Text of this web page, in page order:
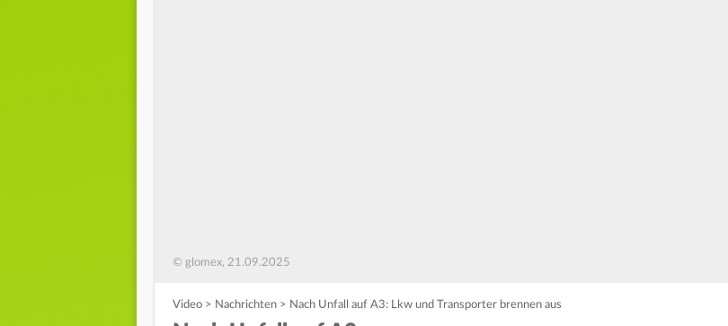
© glomex, 21.09.2025
Video > Nachrichten > Nach Unfall auf A3: Lkw und Transporter brennen aus